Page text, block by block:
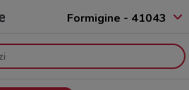
Formigine - 41043